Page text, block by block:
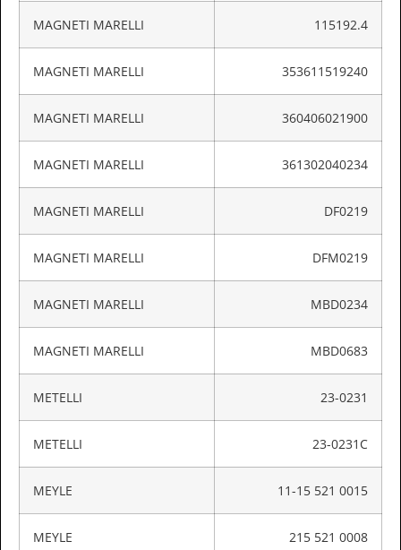
MAGNETI MARELLI 115192.4
MAGNETI MARELLI 353611519240
MAGNETI MARELLI 360406021900
MAGNETI MARELLI 361302040234
MAGNETI MARELLI DF0219
MAGNETI MARELLI DFM0219
MAGNETI MARELLI MBD0234
MAGNETI MARELLI MBD0683
METELLI 23-0231
METELLI 23-0231C
MEYLE 11-15 521 0015
MEYLE 215 521 0008